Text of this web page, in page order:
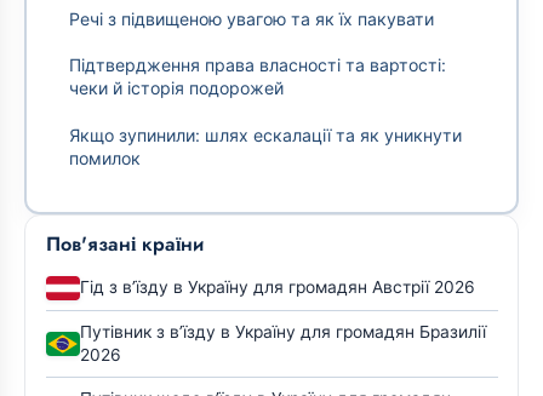
Речі з підвищеною увагою та як їх пакувати
Підтвердження права власності та вартості:
чеки й історія подорожей
Якщо зупинили: шлях ескалації та як уникнути
помилок
Пов'язані країни
Гід з в’їзду в Україну для громадян Австрії 2026
Путівник з в’їзду в Україну для громадян Бразилії
2026